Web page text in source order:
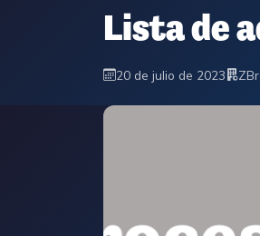
Lista de
20 de julio de 2023